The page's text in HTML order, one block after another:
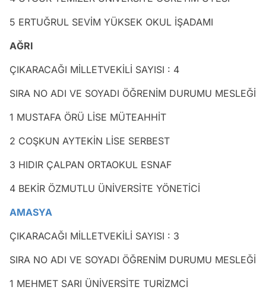
5 ERTUĞRUL SEVİM YÜKSEK OKUL İŞADAMI
AĞRI
ÇIKARACAĞI MİLLETVEKİLİ SAYISI : 4
SIRA NO ADI VE SOYADI ÖĞRENİM DURUMU MESLEĞİ
1 MUSTAFA ÖRÜ LİSE MÜTEAHHİT
2 COŞKUN AYTEKİN LİSE SERBEST
3 HIDIR ÇALPAN ORTAOKUL ESNAF
4 BEKİR ÖZMUTLU ÜNİVERSİTE YÖNETİCİ
AMASYA
ÇIKARACAĞI MİLLETVEKİLİ SAYISI : 3
SIRA NO ADI VE SOYADI ÖĞRENİM DURUMU MESLEĞİ
1 MEHMET SARI ÜNİVERSİTE TURİZMCİ